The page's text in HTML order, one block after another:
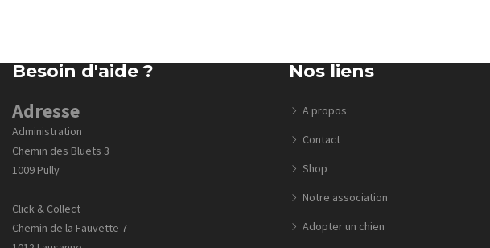
Besoin d'aide ?
Adresse
Administration
Chemin des Bluets 3
1009 Pully
Click & Collect
Chemin de la Fauvette 7
Nos liens
A propos
Contact
Shop
Notre association
Adopter un chien